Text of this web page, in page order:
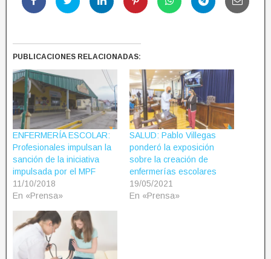
PUBLICACIONES RELACIONADAS:
ENFERMERÍA ESCOLAR:
Profesionales impulsan la
sanción de la iniciativa
impulsada por el MPF
11/10/2018
En «Prensa»
SALUD: Pablo Villegas
ponderó la exposición
sobre la creación de
enfermerías escolares
19/05/2021
En «Prensa»